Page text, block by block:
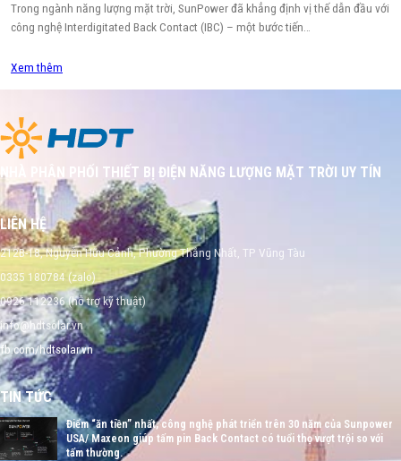
Trong ngành năng lượng mặt trời, SunPower đã khẳng định vị thế dẫn đầu với
công nghệ Interdigitated Back Contact (IBC) – một bước tiến…
Xem thêm
NHÀ PHÂN PHỐI THIẾT BỊ ĐIỆN NĂNG LƯỢNG MẶT TRỜI UY TÍN
LIÊN HỆ
212B-18, Nguyễn Hữu Cảnh, Phường Thắng Nhất, TP Vũng Tàu
0335 180784 (zalo)
0926 112236 (hỗ trợ kỹ thuật)
info@hdtsolar.vn
fb.com/hdtsolar.vn
TIN TỨC
Điểm “ăn tiền” nhất, công nghệ phát triển trên 30 năm của Sunpower
USA/ Maxeon giúp tấm pin Back Contact có tuổi thọ vượt trội so với
tấm thường.